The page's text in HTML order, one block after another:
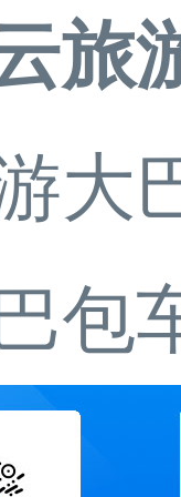
旅
大
包